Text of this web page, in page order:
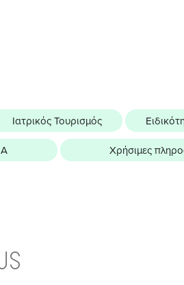
Ιατρικός Τουρισμός
Χρήσιμες